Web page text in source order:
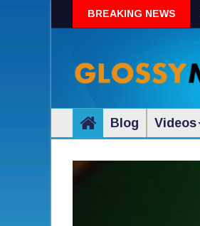
BREAKING NEWS
Blog Videos